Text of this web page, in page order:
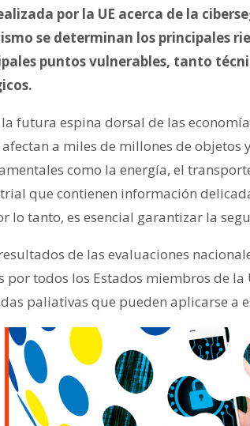
por la UE acerca de la
se determinan los principales
puntos vulnerables, tanto
futura espina dorsal de las
a miles de millones de objetos
como la energía, el
que contienen información
lo tanto, es esencial garantizar la
de las evaluaciones
todos los Estados miembros de la
paliativas que pueden aplicarse a